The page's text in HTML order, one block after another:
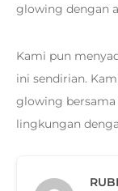
glowing dengan
Kami pun
ini sendirian.
glowing bersama
lingkungan